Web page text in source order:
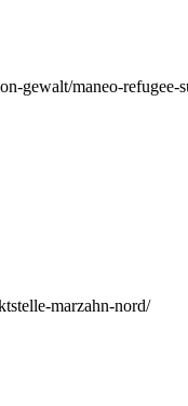
gewalt/maneo-refugee-
marzahn-nord/